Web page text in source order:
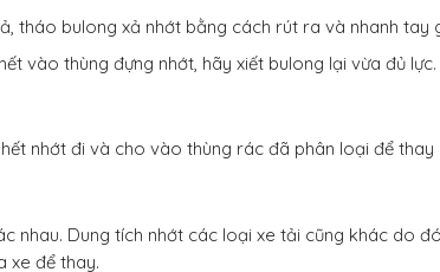
tháo bulong xả nhớt bằng cách rút ra và nhanh tay
vào thùng đựng nhớt, hãy xiết bulong lại vừa đủ lực.
nhớt đi và cho vào thùng rác đã phân loại để thay
nhau. Dung tích nhớt các loại xe tải cũng khác do
xe để thay.